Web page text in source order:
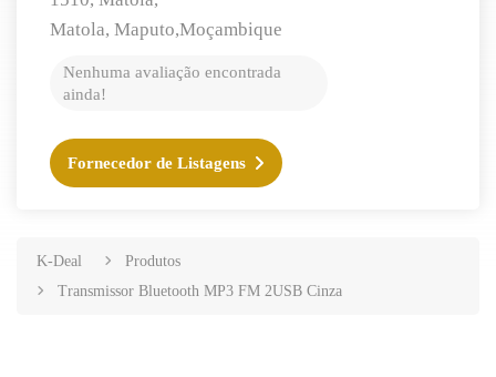
Matola, Maputo,Moçambique
Nenhuma avaliação encontrada
ainda!
Fornecedor de Listagens
K-Deal
Produtos
Transmissor Bluetooth MP3 FM 2USB Cinza